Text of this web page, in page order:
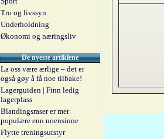
Tro og livssyn
Underholdning
Økonomi og næringsliv
De nyeste artiklene
La oss være ærlige – det er
også gøy å få noe tilbake!
Lagerguiden | Finn ledig
lagerplass
Blandingsraser er mer
populære enn noensinne
Flytte treningsutstyr